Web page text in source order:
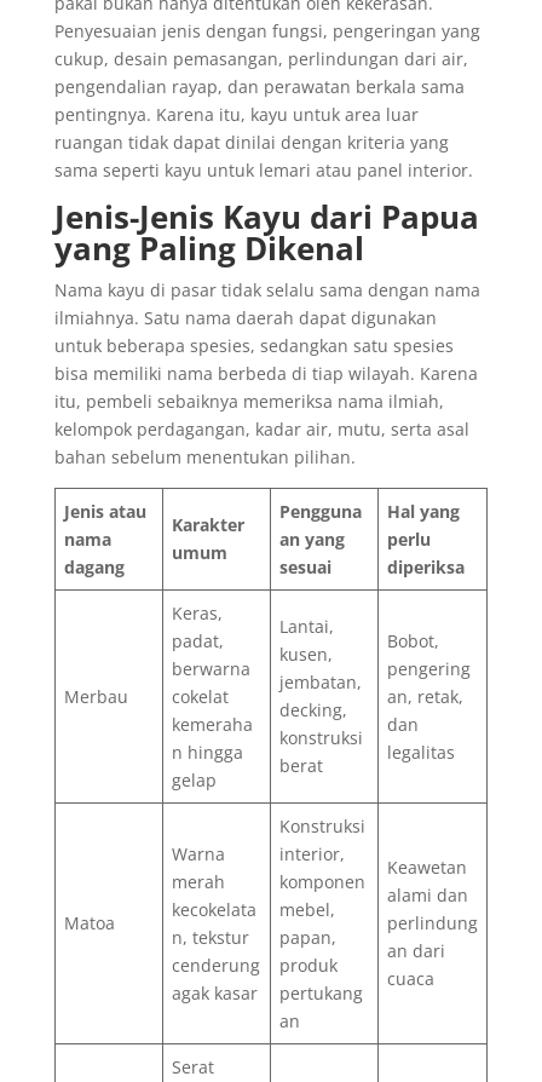
Penyesuaian jenis dengan fungsi, pengeringan yang
cukup, desain pemasangan, perlindungan dari air,
pengendalian rayap, dan perawatan berkala sama
pentingnya. Karena itu, kayu untuk area luar
ruangan tidak dapat dinilai dengan kriteria yang
sama seperti kayu untuk lemari atau panel interior.
Jenis-Jenis Kayu dari Papua
yang Paling Dikenal
Nama kayu di pasar tidak selalu sama dengan nama
ilmiahnya. Satu nama daerah dapat digunakan
untuk beberapa spesies, sedangkan satu spesies
bisa memiliki nama berbeda di tiap wilayah. Karena
itu, pembeli sebaiknya memeriksa nama ilmiah,
kelompok perdagangan, kadar air, mutu, serta asal
bahan sebelum menentukan pilihan.
Jenis atau
nama
dagang
Karakter
umum
Pengguna
an yang
sesuai
Hal yang
perlu
diperiksa
Merbau
Keras,
padat,
berwarna
cokelat
kemeraha
n hingga
gelap
Lantai,
kusen,
jembatan,
decking,
konstruksi
berat
Bobot,
pengering
an, retak,
dan
legalitas
Matoa
Warna
merah
kecokelata
n, tekstur
cenderung
agak kasar
Konstruksi
interior,
komponen
mebel,
papan,
produk
pertukang
an
Keawetan
alami dan
perlindung
an dari
cuaca
Serat